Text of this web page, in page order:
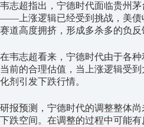
韦志超指出，宁德时代面临贵州
——上涨逻辑已经受到挑战，美债
赛道高度拥挤，形成多杀多的负反
在韦志超看来，宁德时代由于各
当前的合理估值，当上涨逻辑受
化剂引发下跌行情。
研报预测，宁德时代的调整整体
下跌空间。在调整的过程中可能